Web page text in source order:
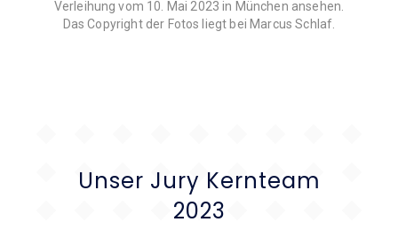
Verleihung vom 10. Mai 2023 in München ansehen.
Das Copyright der Fotos liegt bei Marcus Schlaf.
Unser Jury Kernteam
2023